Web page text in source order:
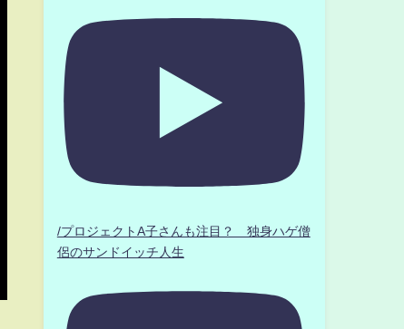
/プロジェクトA子さんも注目？ 独身ハゲ僧
侶のサンドイッチ人生